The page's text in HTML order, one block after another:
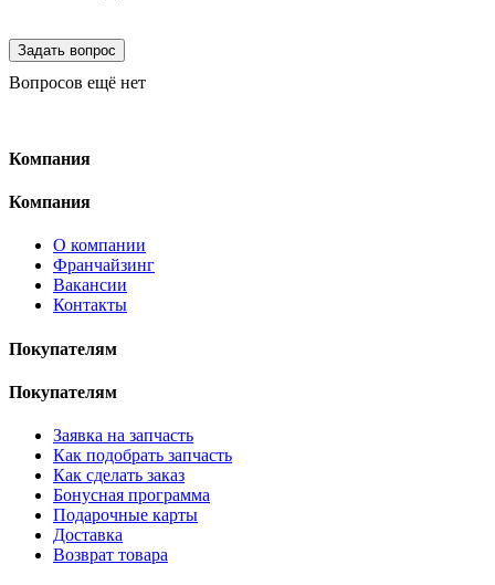
Вопросов ещё нет
Компания
Компания
О компании
Франчайзинг
Вакансии
Контакты
Покупателям
Покупателям
Заявка на запчасть
Как подобрать запчасть
Как сделать заказ
Бонусная программа
Подарочные карты
Доставка
Возврат товара